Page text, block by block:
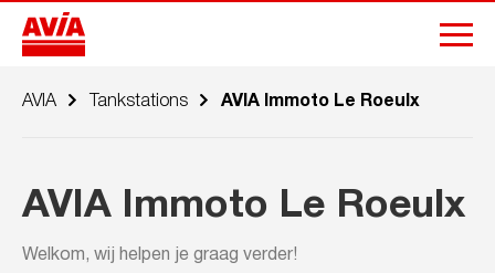
AVIA Tankstations AVIA Immoto Le Roeulx
AVIA Immoto Le Roeulx
Welkom, wij helpen je graag verder!